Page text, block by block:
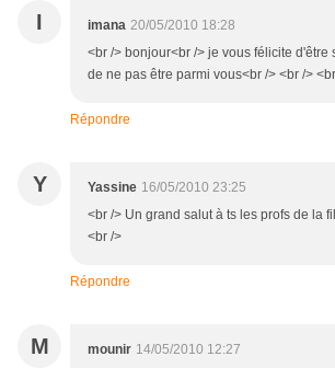
I imana 20/05/2010 18:28
<br /> bonjour<br /> je vous félicite d'être
de ne pas être parmi vous<br /> <br />
Répondre
Y Yassine 16/05/2010 23:25
<br /> Un grand salut à ts les profs de la
<br />
Répondre
M mounir 14/05/2010 12:27